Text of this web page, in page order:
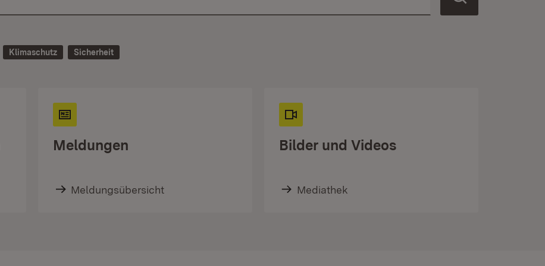
Klimaschutz Sicherheit
Meldungen
Meldungsübersicht
Bilder und Videos
Mediathek